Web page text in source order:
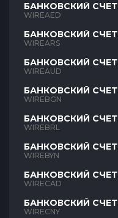
БАНКОВСКИЙ СЧЕТ
AED
WIREAED
БАНКОВСКИЙ СЧЕТ
ARS
WIREARS
БАНКОВСКИЙ СЧЕТ
AUD
WIREAUD
БАНКОВСКИЙ СЧЕТ
BGN
WIREBGN
БАНКОВСКИЙ СЧЕТ
BRL
WIREBRL
БАНКОВСКИЙ СЧЕТ
BYN
WIREBYN
БАНКОВСКИЙ СЧЕТ
CAD
WIRECAD
БАНКОВСКИЙ СЧЕТ
CNY
WIRECNY